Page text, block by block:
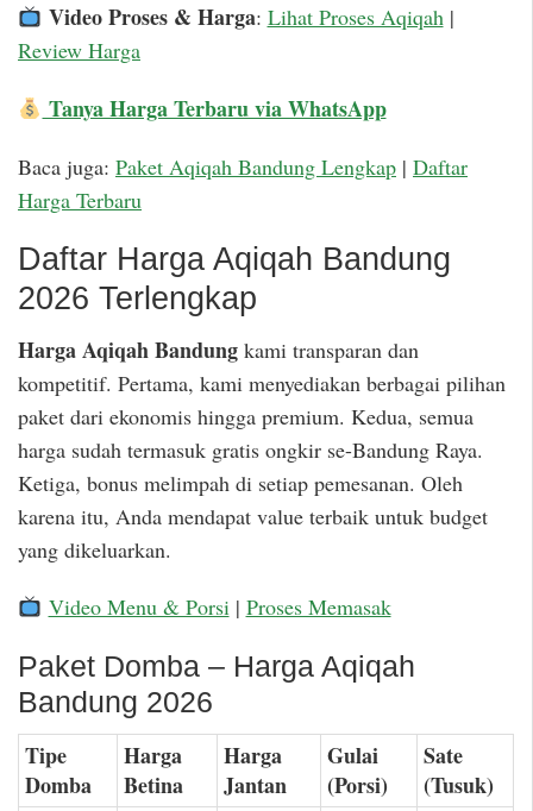
Video Proses & Harga: Lihat Proses Aqiqah|
Review Harga
Tanya Harga Terbaru via WhatsApp
Baca juga: Paket Aqiqah Bandung Lengkap | Daftar
Harga Terbaru
Daftar Harga Aqiqah Bandung
2026 Terlengkap
Harga Aqiqah Bandung kami transparan dan
kompetitif. Pertama, kami menyediakan berbagai pilihan
paket dari ekonomis hingga premium. Kedua, semua
harga sudah termasuk gratis ongkir se-Bandung Raya.
Ketiga, bonus melimpah di setiap pemesanan. Oleh
karena itu, Anda mendapat value terbaik untuk budget
yang dikeluarkan.
Video Menu & Porsi| Proses Memasak
Paket Domba – Harga Aqiqah
Bandung 2026
Tipe
Domba
Harga
Betina
Harga
Jantan
Gulai
(Porsi)
Sate
(Tusuk)